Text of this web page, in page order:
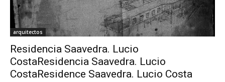
arquitectos
Residencia Saavedra. Lucio
CostaResidencia Saavedra. Lucio
CostaResidence Saavedra. Lucio Costa